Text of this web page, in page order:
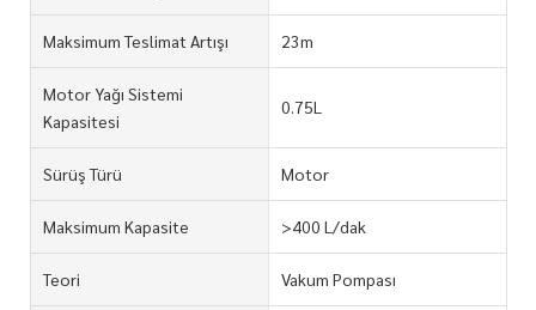
Maksimum Teslimat Artışı 23m
Motor Yağı Sistemi
Kapasitesi
0.75L
Sürüş Türü Motor
Maksimum Kapasite >400 L/dak
Teori Vakum Pompası